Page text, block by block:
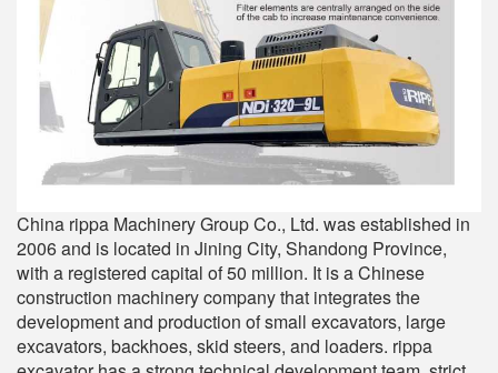
China rippa Machinery Group Co., Ltd. was established in
2006 and is located in Jining City, Shandong Province,
with a registered capital of 50 million. It is a Chinese
construction machinery company that integrates the
development and production of small excavators, large
excavators, backhoes, skid steers, and loaders. rippa